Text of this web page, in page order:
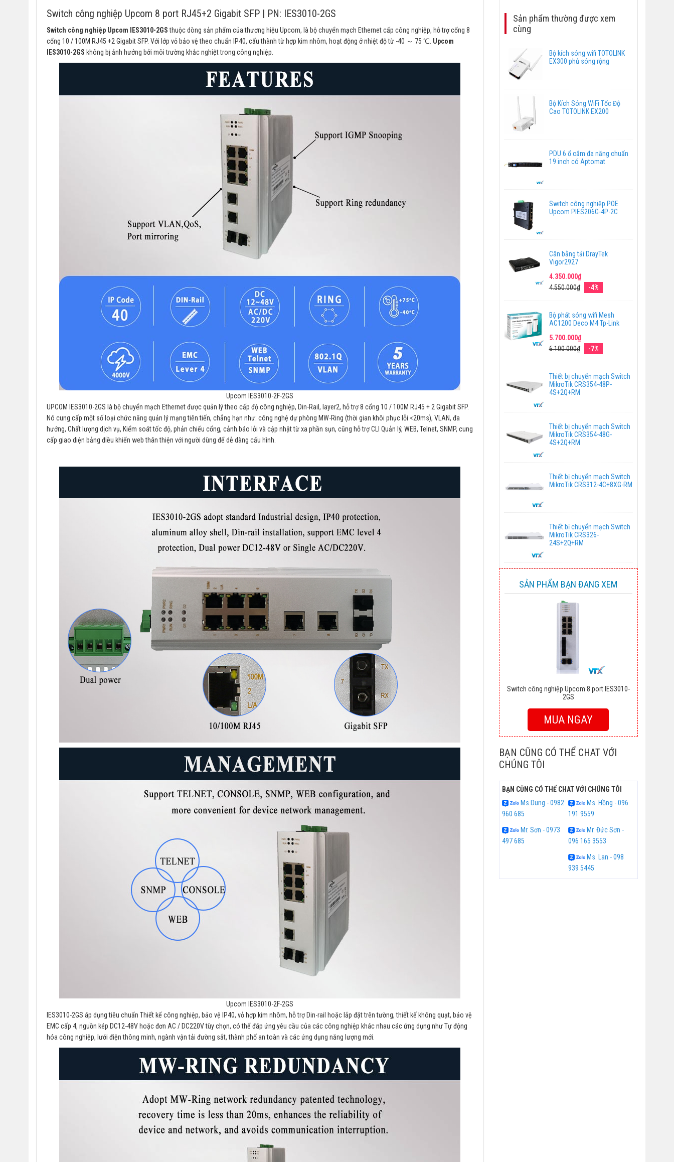
Switch công nghiệp Upcom 8 port RJ45+2 Gigabit SFP | PN: IES3010-2GS
Switch công nghiệp Upcom IES3010-2GSthuộc dòng sản phẩm của thương hiệu Upcom, là bộ chuyển mạch Ethernet cấp công nghiệp, hỗ trợ cổng 8
cổng 10 / 100M RJ45 +2 Gigabit SFP. Với lớp vỏ bảo vệ theo chuẩn IP40, cấu thành từ hợp kim nhôm, hoạt động ở nhiệt độ từ -40 ～ 75 ℃. Upcom
IES3010-2GS không bị ảnh hưởng bởi môi trường khắc nghiệt trong công nghiệp.
Upcom IES3010-2F-2GS
UPCOM IES3010-2GS là bộ chuyển mạch Ethernet được quản lý theo cấp độ công nghiệp, Din-Rail, layer2, hỗ trợ 8 cổng 10 / 100M RJ45 + 2 Gigabit SFP.
Nó cung cấp một số loại chức năng quản lý mạng tiên tiến, chẳng hạn như: công nghệ dự phòng MW-Ring (thời gian khôi phục lỗi <20ms), VLAN, đa
hướng, Chất lượng dịch vụ, Kiểm soát tốc độ, phản chiếu cổng, cảnh báo lỗi và cập nhật từ xa phần sụn, cũng hỗ trợ CLI Quản lý, WEB, Telnet, SNMP, cung
cấp giao diện bảng điều khiển web thân thiện với người dùng để dễ dàng cấu hình.
Upcom IES3010-2F-2GS
IES3010-2GS áp dụng tiêu chuẩn Thiết kế công nghiệp, bảo vệ IP40, vỏ hợp kim nhôm, hỗ trợ Din-rail hoặc lắp đặt trên tường, thiết kế không quạt, bảo vệ
EMC cấp 4, nguồn kép DC12-48V hoặc đơn AC / DC220V tùy chọn, có thể đáp ứng yêu cầu của các công nghiệp khác nhau các ứng dụng như Tự động
hóa công nghiệp, lưới điện thông minh, ngành vận tải đường sắt, thành phố an toàn và các ứng dụng năng lượng mới.
Sản phẩm thường được xem
cùng
Bộ kích sóng wifi TOTOLINK
EX300 phủ sóng rộng
Bộ Kích Sóng WiFi Tốc Độ
Cao TOTOLINK EX200
PDU 6 ổ cắm đa năng chuẩn
19 inch có Aptomat
Switch công nghiệp POE
Upcom PIES206G-4P-2C
Cân bằng tải DrayTek
Vigor2927
4.350.000₫
4.550.000₫
-4%
Bộ phát sóng wifi Mesh
AC1200 Deco M4 Tp-Link
5.700.000₫
6.100.000₫
-7%
Thiết bị chuyển mạch Switch
MikroTik CRS354-48P-
4S+2Q+RM
Thiết bị chuyển mạch Switch
MikroTik CRS354-48G-
4S+2Q+RM
Thiết bị chuyển mạch Switch
MikroTik CRS312-4C+8XG-RM
Thiết bị chuyển mạch Switch
MikroTik CRS326-
24S+2Q+RM
SẢN PHẨM BẠN ĐANG XEM
Switch công nghiệp Upcom 8 port IES3010-
2GS
MUA NGAY
BẠN CŨNG CÓ THỂ CHAT VỚI
CHÚNG TÔI
BẠN CŨNG CÓ THỂ CHAT VỚI CHÚNG TÔI
Ms.Dung - 0982
960 685
Ms. Hồng - 096
191 9559
Mr. Sơn - 0973
497 685
Mr. Đức Sơn -
096 165 3553
Ms. Lan - 098
939 5445